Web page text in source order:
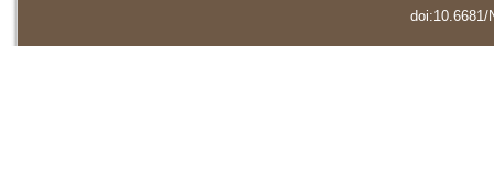
doi:10.6681/